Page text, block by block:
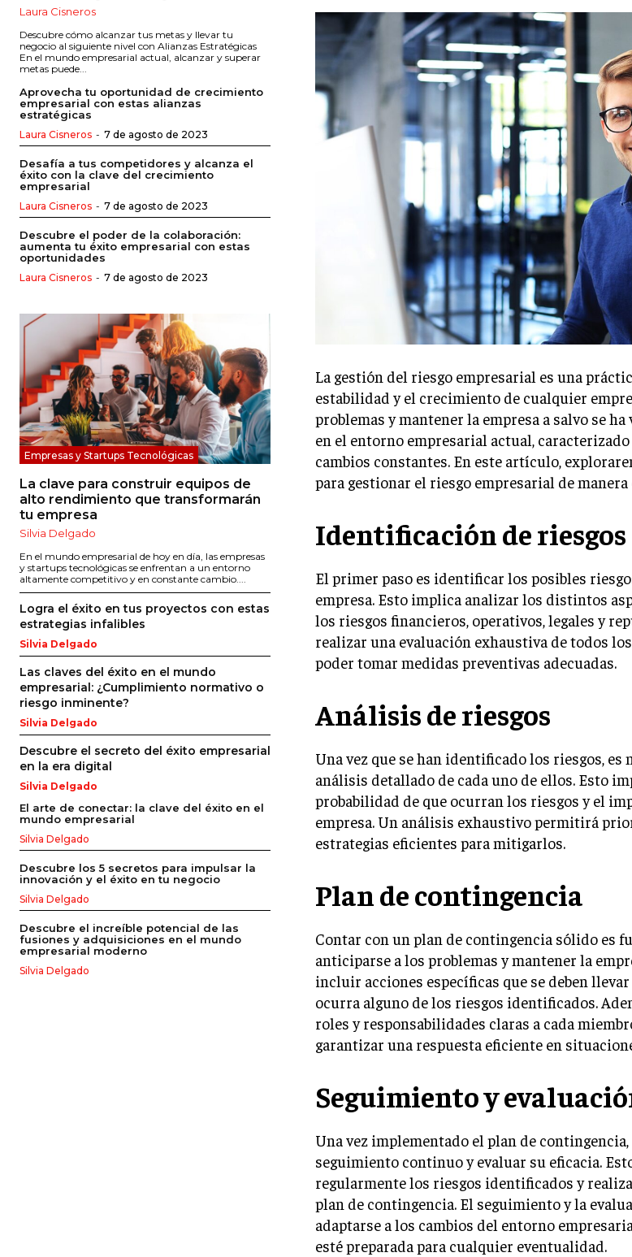
Laura Cisneros
Descubre cómo alcanzar tus metas y llevar tu
negocio al siguiente nivel con Alianzas Estratégicas
En el mundo empresarial actual, alcanzar y superar
metas puede...
Aprovecha tu oportunidad de crecimiento
empresarial con estas alianzas
estratégicas
Laura Cisneros - 7 de agosto de 2023
Desafía a tus competidores y alcanza el
éxito con la clave del crecimiento
empresarial
Laura Cisneros - 7 de agosto de 2023
Descubre el poder de la colaboración:
aumenta tu éxito empresarial con estas
oportunidades
Laura Cisneros - 7 de agosto de 2023
Empresas y Startups Tecnológicas
La clave para construir equipos de
alto rendimiento que transformarán
tu empresa
Silvia Delgado
En el mundo empresarial de hoy en día, las empresas
y startups tecnológicas se enfrentan a un entorno
altamente competitivo y en constante cambio....
Logra el éxito en tus proyectos con estas
estrategias infalibles
Silvia Delgado
Las claves del éxito en el mundo
empresarial: ¿Cumplimiento normativo o
riesgo inminente?
Silvia Delgado
Descubre el secreto del éxito empresarial
en la era digital
Silvia Delgado
El arte de conectar: la clave del éxito en el
mundo empresarial
Silvia Delgado
Descubre los 5 secretos para impulsar la
innovación y el éxito en tu negocio
Silvia Delgado
Descubre el increíble potencial de las
fusiones y adquisiciones en el mundo
empresarial moderno
Silvia Delgado
La gestión del riesgo empresarial es una
estabilidad y el crecimiento de cualquier
problemas y mantener la empresa a salvo se
en el entorno empresarial actual,
cambios constantes. En este artículo,
para gestionar el riesgo empresarial de manera
Identificación de riesgos
El primer paso es identificar los posibles
empresa. Esto implica analizar los distintos
los riesgos financieros, operativos, legales y
realizar una evaluación exhaustiva de todos
poder tomar medidas preventivas adecuadas.
Análisis de riesgos
Una vez que se han identificado los riesgos, es
análisis detallado de cada uno de ellos. Esto
probabilidad de que ocurran los riesgos y el
empresa. Un análisis exhaustivo permitirá
estrategias eficientes para mitigarlos.
Plan de contingencia
Contar con un plan de contingencia sólido es
anticiparse a los problemas y mantener la
incluir acciones específicas que se deben llevar
ocurra alguno de los riesgos identificados.
roles y responsabilidades claras a cada
garantizar una respuesta eficiente en
Seguimiento y
Una vez implementado el plan de
seguimiento continuo y evaluar su eficacia.
regularmente los riesgos identificados y
plan de contingencia. El seguimiento y la
adaptarse a los cambios del entorno
esté preparada para cualquier eventualidad.